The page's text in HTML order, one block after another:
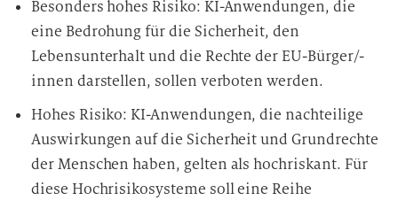
Besonders hohes Risiko: KI-Anwendungen, die
eine Bedrohung für die Sicherheit, den
Lebensunterhalt und die Rechte der EU-Bürger/-
innen darstellen, sollen verboten werden.
Hohes Risiko: KI-Anwendungen, die nachteilige
Auswirkungen auf die Sicherheit und Grundrechte
der Menschen haben, gelten als hochriskant. Für
diese Hochrisikosysteme soll eine Reihe